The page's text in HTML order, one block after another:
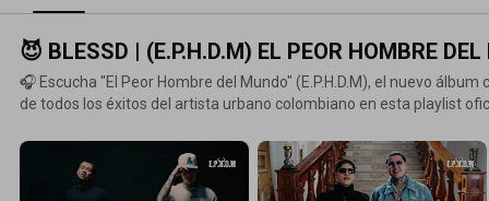
😈 BLESSD | (E.P.H.D.M) EL PEOR HOMBRE
🎧 Escucha "El Peor Hombre del Mundo" (E.P.H.D.M), el nuevo
de todos los éxitos del artista urbano colombiano en esta playlist
del Mundo Latam Tour". ¡Dale play y vive el nuevo sonido del reggaetón colombiano! Suscríbete
para mantenerte al tanto de los estrenos de Blessd "El Bendito". 👇 TRACKLIST COMPLETO 👇
Mente Positiva - Blessd Provócate - Blessd Ft. Cris MJ Dos Amores - Blessd Sornero - Blessd Agua